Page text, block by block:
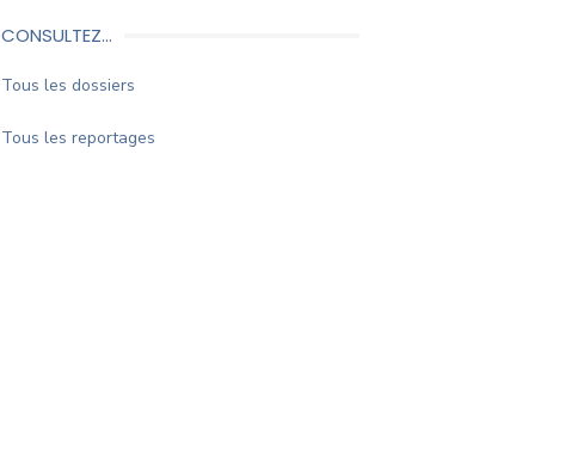
CONSULTEZ…
Tous les dossiers
Tous les reportages